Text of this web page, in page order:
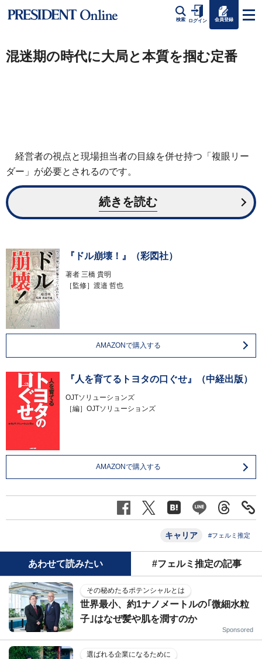
検索 ログイン 会員登録
混迷期の時代に大局と本質を掴む定番
経営者の視点と現場担当者の目線を併せ持つ「複眼リー
ダー」が必要とされるのです。
続きを読む
『ドル崩壊！』（彩図社）
著者 三橋 貴明
［監修］渡邉 哲也
AMAZONで購入する
『人を育てるトヨタの口ぐせ』（中経出版）
OJTソリューションズ
［編］OJTソリューションズ
AMAZONで購入する
キャリア #フェルミ推定
あわせて読みたい #フェルミ推定の記事
その秘めたるポテンシャルとは
世界最小、約1ナノメートルの｢微細水粒
子｣はなぜ髪や肌を潤すのか
Sponsored
選ばれる企業になるために